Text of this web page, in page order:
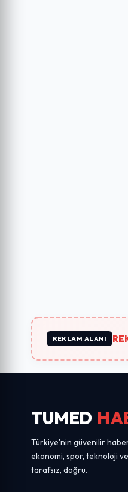
REKLAM ALANI
TUMED
Türkiye'nin güvenilir
ekonomi, spor, teknoloji
tarafsız, doğru.